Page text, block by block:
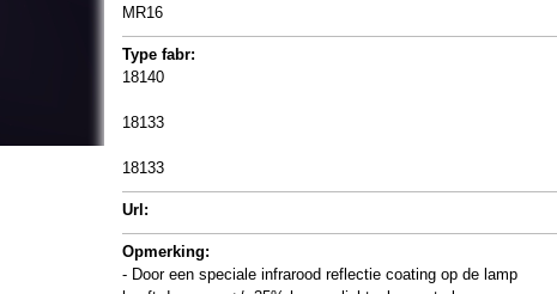
MR16
Type fabr:
18140
18133
18133
Url:
Opmerking:
- Door een speciale infrarood reflectie coating op de lamp